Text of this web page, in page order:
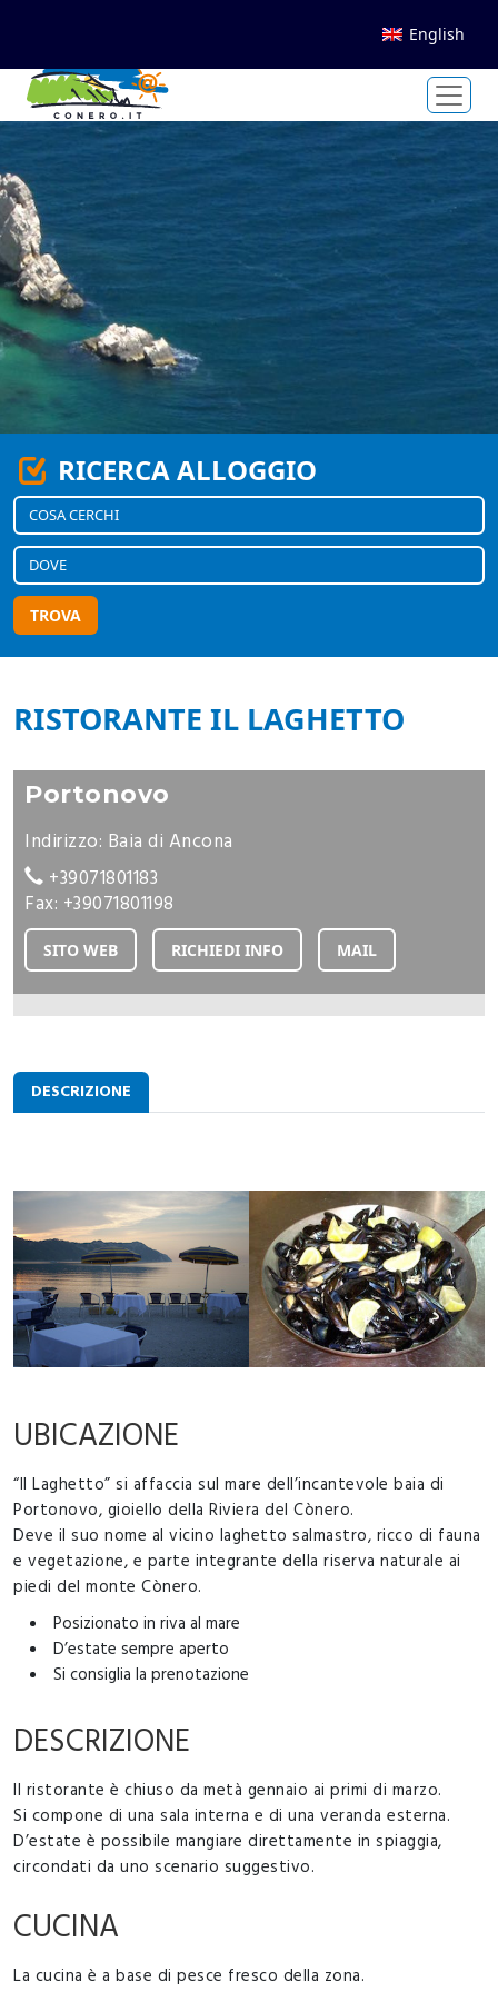
English
RICERCA ALLOGGIO
TROVA
RISTORANTE IL LAGHETTO
Portonovo
Indirizzo: Baia di Ancona
+39071801183
Fax: +39071801198
SITO WEB RICHIEDI INFO MAIL
DESCRIZIONE
UBICAZIONE
“Il Laghetto” si affaccia sul mare dell’incantevole baia di
Portonovo, gioiello della Riviera del Cònero.
Deve il suo nome al vicino laghetto salmastro, ricco di fauna
e vegetazione, e parte integrante della riserva naturale ai
piedi del monte Cònero.
Posizionato in riva al mare
D’estate sempre aperto
Si consiglia la prenotazione
DESCRIZIONE
Il ristorante è chiuso da metà gennaio ai primi di marzo.
Si compone di una sala interna e di una veranda esterna.
D’estate è possibile mangiare direttamente in spiaggia,
circondati da uno scenario suggestivo.
CUCINA
La cucina è a base di pesce fresco della zona.